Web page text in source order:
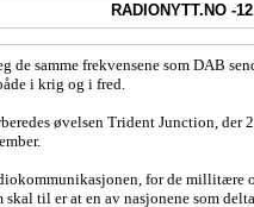
RADIONYTT.NO -
de samme frekvensene som DAB
i krig og i fred.
øvelsen Trident Junction,
for de millitære
skal til er at en av nasjonene som